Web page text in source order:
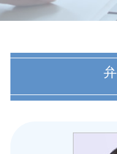
管理監督者 管理
休職 法律
労務問題 高齢者
労働 紛争
愛知県 安全管理
愛知県 使用者側
愛知県 労働問題
愛知県 復職問題
名古屋市 労務問
名古屋市 体調不
愛知県 労務問題